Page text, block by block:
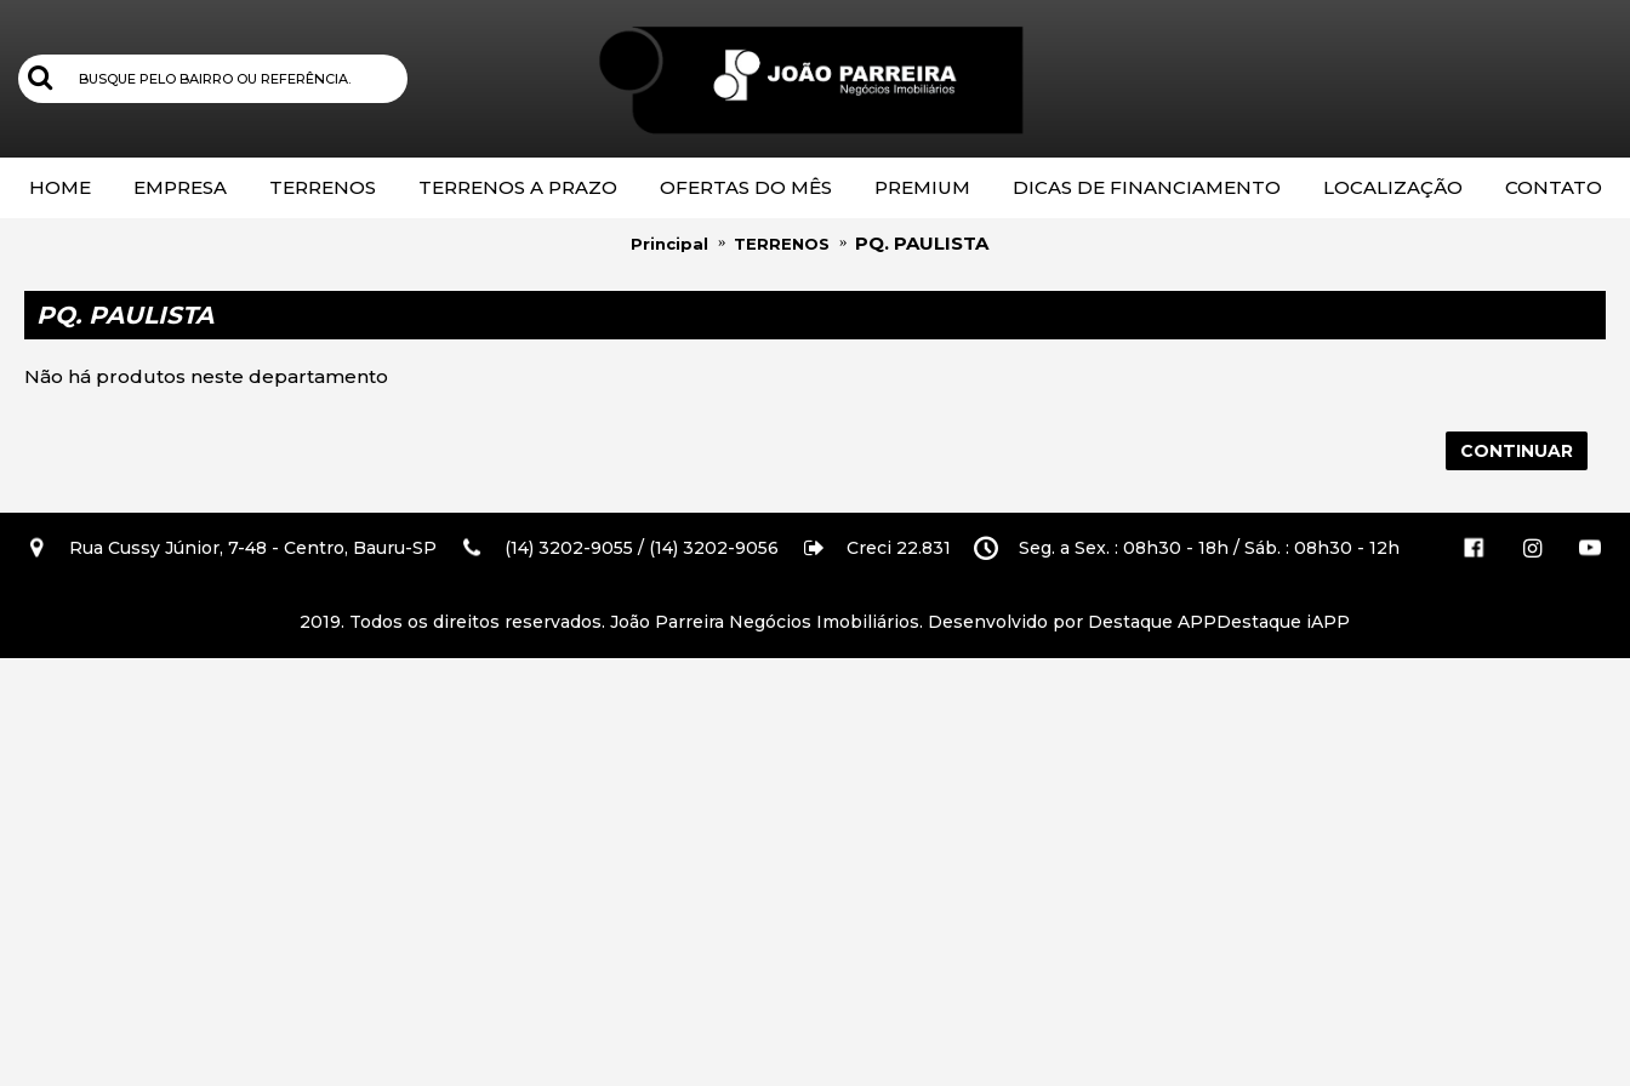
HOME EMPRESA TERRENOS TERRENOS A PRAZO OFERTAS DO MÊS PREMIUM DICAS DE FINANCIAMENTO LOCALIZAÇÃO CONTATO
Principal TERRENOS PQ. PAULISTA
PQ. PAULISTA
Não há produtos neste departamento
CONTINUAR
Rua Cussy Júnior, 7-48 - Centro, Bauru-SP (14) 3202-9055 / (14) 3202-9056 Creci 22.831 Seg. a Sex. : 08h30 - 18h / Sáb. : 08h30 - 12h
2019. Todos os direitos reservados. João Parreira Negócios Imobiliários. Desenvolvido por Destaque APPDestaque iAPP